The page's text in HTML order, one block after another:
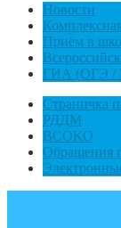
Новости
Приём в
ГИА (ОГЭ /
Страничка
РДДМ
ВСОКО
Обращения